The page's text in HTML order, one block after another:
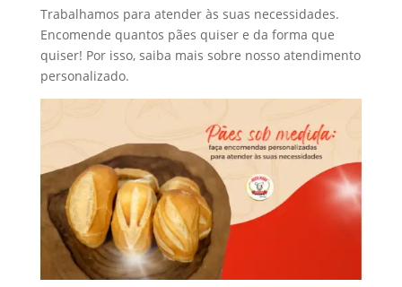
Trabalhamos para atender às suas necessidades.
Encomende quantos pães quiser e da forma que
quiser! Por isso, saiba mais sobre nosso atendimento
personalizado.